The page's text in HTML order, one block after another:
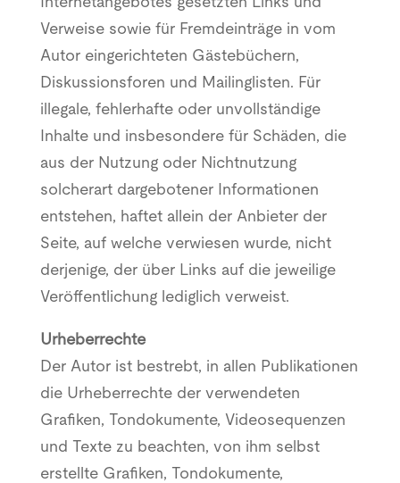
Verweise sowie für Fremdeinträge in vom
Autor eingerichteten Gästebüchern,
Diskussionsforen und Mailinglisten. Für
illegale, fehlerhafte oder unvollständige
Inhalte und insbesondere für Schäden, die
aus der Nutzung oder Nichtnutzung
solcherart dargebotener Informationen
entstehen, haftet allein der Anbieter der
Seite, auf welche verwiesen wurde, nicht
derjenige, der über Links auf die jeweilige
Veröffentlichung lediglich verweist.
Urheberrechte
Der Autor ist bestrebt, in allen Publikationen
die Urheberrechte der verwendeten
Grafiken, Tondokumente, Videosequenzen
und Texte zu beachten, von ihm selbst
erstellte Grafiken, Tondokumente,